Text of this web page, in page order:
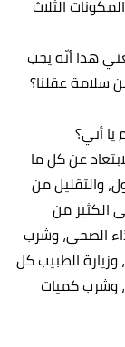
الثلاث
هذا أنّه يجب
سلامة عقلنا؟
أبي؟
عن كل ما
والتقليل من
الكثير من
الصحي، وشرب
وزيارة الطبيب كل
وشرب كميات